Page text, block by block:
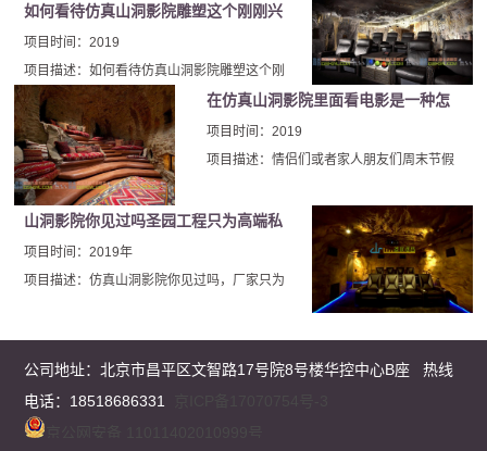
征，就好像我们的冒险家发现某些有趣的岩
层并围绕它们而建。
是在正常电影院的房间里用水泥雕塑出假山
的纹理，使整个房间就像是山洞一样，说着
简单，做着难。要想把四方平整的房间做成
山洞状，而且作出的仿真山洞影院雕塑就像
真的山洞一样，还是很费功夫的。
如何看待仿真山洞影院雕塑这个刚刚兴
起的模式
项目时间：2019
项目描述：如何看待仿真山洞影院雕塑这个刚
刚兴起的模式，先要说仿真山洞影院雕塑的行
业风险。说起仿真山洞影院雕塑的行业风险，
就不得不从仿真山洞影院雕塑的起因说起了。
仿真山洞影院雕塑早发展的真正雏形并不是在
国内，而是在欧洲。
在仿真山洞影院里面看电影是一种怎
样的奇特体验
项目时间：2019
项目描述：情侣们或者家人朋友们周末节假
悠闲的下午杜外界的干扰看看文艺小说，又
或者说晚上的时候一起出去吃顿美餐，又或
者去游乐园寻求刺激。但是，相信你们没有
过在山洞里面看电影这样奇特的体验，那就
山洞影院你见过吗圣园工程只为高端私
家会所制作过
项目时间：2019年
项目描述：仿真山洞影院你见过吗，厂家只为
塑石假山山洞多年也只是为极少的几家高端私
院的神秘面纱。
公司地址： 北京市昌平区文智路17号院8号楼华控中心B座 热线
电话：18518686331